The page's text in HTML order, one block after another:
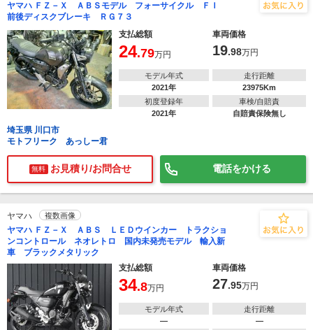
ヤマハ ＦＺ－Ｘ ＡＢＳモデル フォーサイクル ＦＩ
前後ディスクブレーキ ＲＧ７３
支払総額
車両価格
24.79万円 19.98万円
モデル年式
2021年
走行距離
23975Km
初度登録年
2021年
車検/自賠責
自賠責保険無し
埼玉県 川口市
モトフリーク あっしー君
無料 お見積り/お問合せ 電話をかける
ヤマハ 複数画像
ヤマハ ＦＺ－Ｘ ＡＢＳ ＬＥＤウインカー トラクショ
ンコントロール ネオレトロ 国内未発売モデル 輸入新
車 ブラックメタリック
支払総額
車両価格
34.8万円 27.95万円
モデル年式
―
走行距離
―